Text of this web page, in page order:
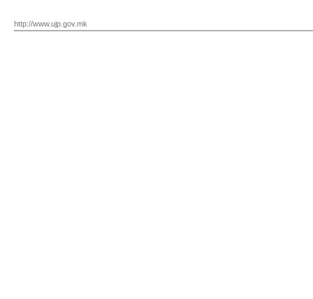
http://www.ujp.gov.mk